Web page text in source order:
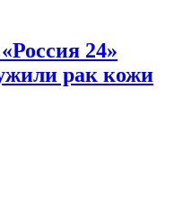
24»
рак кожи